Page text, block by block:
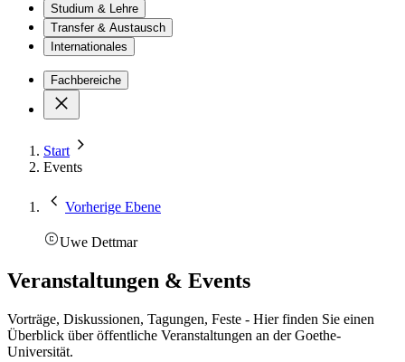
Studium & Lehre
Transfer & Austausch
Internationales
Fachbereiche
Start
Events
Vorherige Ebene
Uwe Dettmar
Veranstaltungen & Events
Vorträge, Diskussionen, Tagungen, Feste - Hier finden Sie einen
Überblick über öffentliche Veranstaltungen an der Goethe-
Universität.